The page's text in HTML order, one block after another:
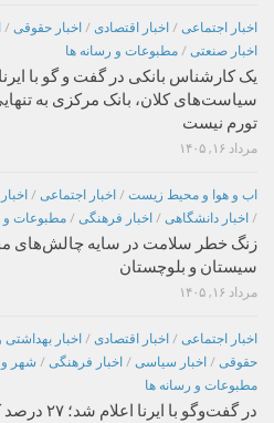
اخبار اجتماعی / اخبار اقتصادی / اخبار حقوقی /
اخبار صنعتی / مطبوعات و رسانه ها
یک کارشناس بانکی در گفت و گو با
سیاست‌های کلان، بانک مرکزی به
تورم نیست
مرداد ۱۶, ۱۴۰۵
اب و هوا و محیط زیست / اخبار اجتماعی /
/ اخبار دانشگاهی / اخبار فرهنگی / مطبوعات و
زنگ خطر سلامت در سایه چالش‌های
سیستان و بلوچستان
مرداد ۱۶, ۱۴۰۵
اخبار اجتماعی / اخبار اقتصادی / اخبار
حقوقی / اخبار سیاسی / اخبار فرهنگی / شهر
مطبوعات و رسانه ها
در گفت‌وگو با ایرنا